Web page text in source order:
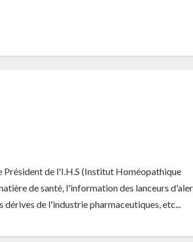
Président de l'I.H.S (Institut Homéopathique
de santé, l'information des lanceurs
de l'industrie pharmaceutiques, etc...